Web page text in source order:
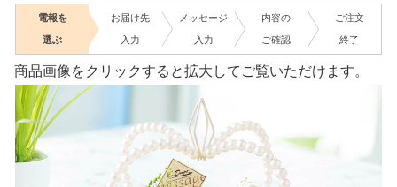
電報を
選ぶ
お届け先
入力
メッセージ
入力
内容の
ご確認
ご注文
終了
商品画像をクリックすると拡大してご覧いただけます。